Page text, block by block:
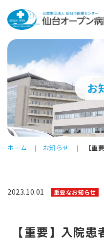
お
ホーム お知らせ 【重
2023.10.01 重要なお知らせ
【重要】入院